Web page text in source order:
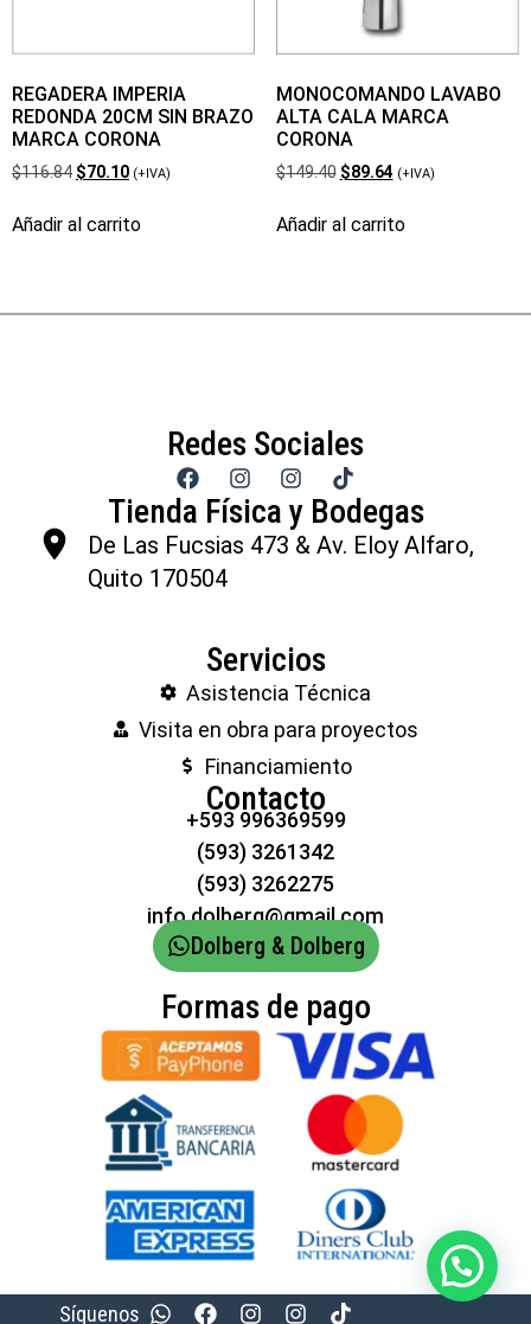
REGADERA IMPERIA
REDONDA 20CM SIN BRAZO
MARCA CORONA
$116.84 $70.10 (+IVA)
Añadir al carrito
MONOCOMANDO LAVABO
ALTA CALA MARCA
CORONA
$149.40 $89.64 (+IVA)
Añadir al carrito
Síguenos
Redes Sociales
Tienda Física y Bodegas
De Las Fucsias 473 & Av. Eloy Alfaro,
Quito 170504
Servicios
Asistencia Técnica
Visita en obra para proyectos
Financiamiento
Contacto
+593 996369599
(593) 3261342
(593) 3262275
info.dolberg@gmail.com
Dolberg & Dolberg
Formas de pago